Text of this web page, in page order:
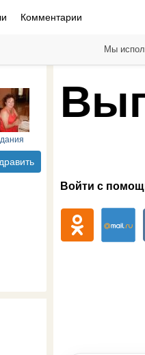
Комментарии
Войти с
Мы